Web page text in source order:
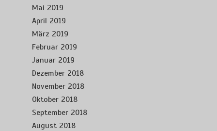
Mai 2019
April 2019
März 2019
Februar 2019
Januar 2019
Dezember 2018
November 2018
Oktober 2018
September 2018
August 2018